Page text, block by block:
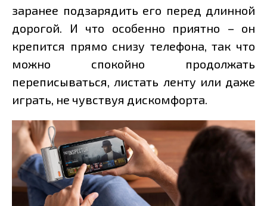
заранее подзарядить его перед длинной
дорогой. И что особенно приятно – он
крепится прямо снизу телефона, так что
можно спокойно продолжать
переписываться, листать ленту или даже
играть, не чувствуя дискомфорта.